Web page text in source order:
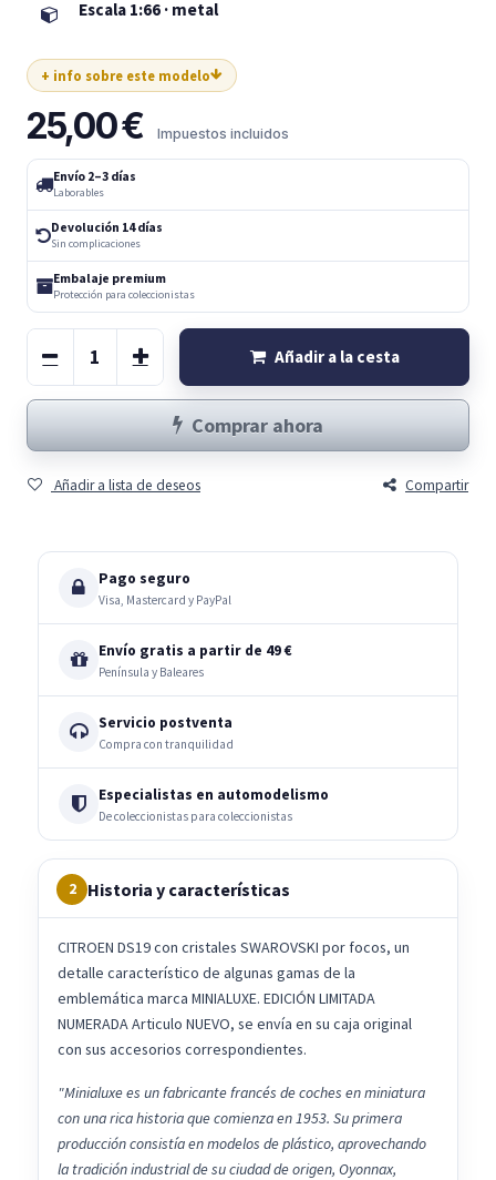
Escala 1:66 · metal
+ info sobre este modelo
25,00€ Impuestos incluidos
Envío 2–3 días
Laborables
Devolución 14 días
Sin complicaciones
Embalaje premium
Protección para coleccionistas
Añadir a la cesta
Comprar ahora
Añadir a lista de deseos Compartir
Pago seguro
Visa, Mastercard y PayPal
Envío gratis a partir de 49 €
Península y Baleares
Servicio postventa
Compra con tranquilidad
Especialistas en automodelismo
De coleccionistas para coleccionistas
2 Historia y características
CITROEN DS19 con cristales SWAROVSKI por focos, un
detalle característico de algunas gamas de la
emblemática marca MINIALUXE. EDICIÓN LIMITADA
NUMERADA Articulo NUEVO, se envía en su caja original
con sus accesorios correspondientes.
"Minialuxe es un fabricante francés de coches en miniatura
con una rica historia que comienza en 1953. Su primera
producción consistía en modelos de plástico, aprovechando
la tradición industrial de su ciudad de origen, Oyonnax,